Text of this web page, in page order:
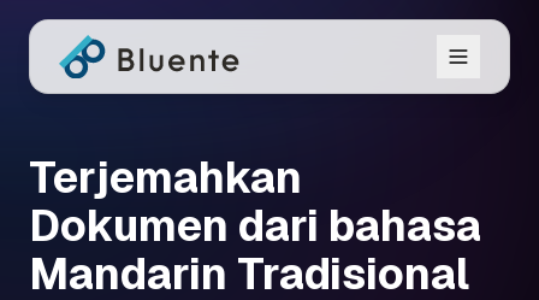
Terjemahkan
Dokumen dari bahasa
Mandarin Tradisional